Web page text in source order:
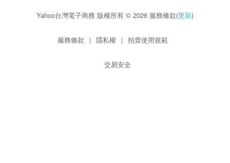
Yahoo台灣電子商務 版權所有 © 2026 服務條款(更新)
服務條款 | 隱私權 | 拍賣使用規範
交易安全